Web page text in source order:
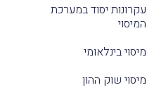
עקרונות יסוד במערכת
המיסוי
מיסוי בינלאומי
מיסוי שוק ההון